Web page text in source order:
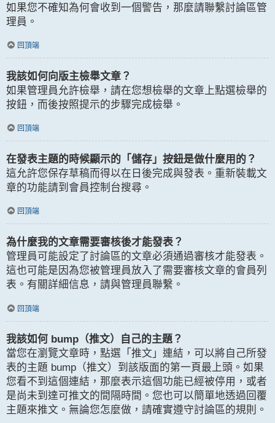
如果您不確知為何會收到一個警告，那麼請聯繫討論區管
理員。
回頂端
我該如何向版主檢舉文章？
如果管理員允許檢舉，請在您想檢舉的文章上點選檢舉的
按鈕，而後按照提示的步驟完成檢舉。
回頂端
在發表主題的時候顯示的「儲存」按鈕是做什麼用的？
這允許您保存草稿而得以在日後完成與發表。重新裝載文
章的功能請到會員控制台搜尋。
回頂端
為什麼我的文章需要審核後才能發表？
管理員可能設定了討論區的文章必須通過審核才能發表。
這也可能是因為您被管理員放入了需要審核文章的會員列
表。有關詳細信息，請與管理員聯繫。
回頂端
我該如何 bump（推文）自己的主題？
當您在瀏覽文章時，點選「推文」連結，可以將自己所發
表的主題 bump（推文）到該版面的第一頁最上頭。如果
您看不到這個連結，那麼表示這個功能已經被停用，或者
是尚未到達可推文的間隔時間。您也可以簡單地透過回覆
主題來推文。無論您怎麼做，請確實遵守討論區的規則。